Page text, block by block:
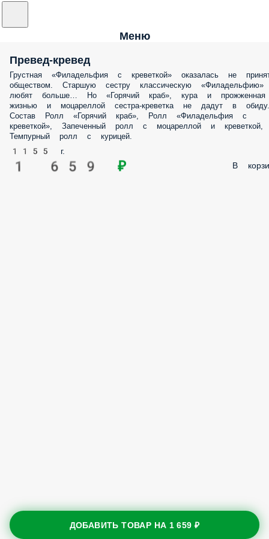
Меню
Превед-кревед
Грустная «Филадельфия с креветкой» оказалась не
обществом. Старшую сестру классическую «Филадельфию»
любят больше… Но «Горячий краб», кура и прожженная
жизнью и моцареллой сестра-креветка не дадут в обиду.
Состав Ролл «Горячий краб», Ролл «Филадельфия с
креветкой», Запеченный ролл с моцареллой и креветкой,
Темпурный ролл с курицей.
1155 г.
1 659 ₽ В
ДОБАВИТЬ ТОВАР НА 1 659 ₽